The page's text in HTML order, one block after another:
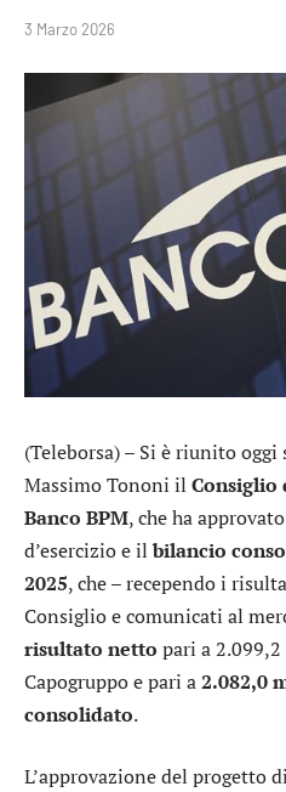
3 Marzo 2026
(Teleborsa) – Si è riunito
Massimo Tononi il
Banco BPM, che ha
d’esercizio e ilbilancio
2025, che – recependo i
Consiglio e comunicati al
risultato netto pari a
Capogruppo e pari a2.082,0
consolidato.
L’approvazione del progetto